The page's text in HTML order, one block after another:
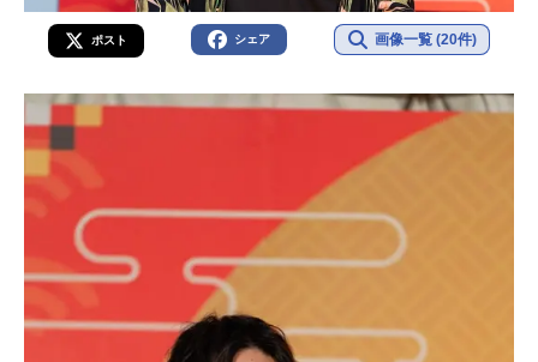
ポスト シェア 画像一覧 (20件)